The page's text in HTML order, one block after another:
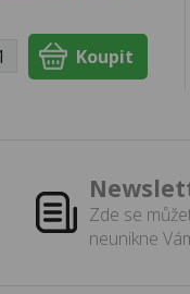
Zde se
neunikne